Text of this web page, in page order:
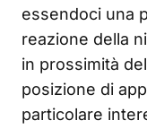
essendoci una
reazione della
in prossimità
posizione di
particolare